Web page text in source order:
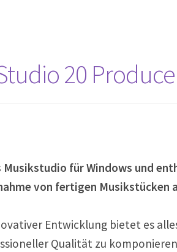
20
für Windows und
von fertigen Musikstücken
Entwicklung bietet es
Qualität zu